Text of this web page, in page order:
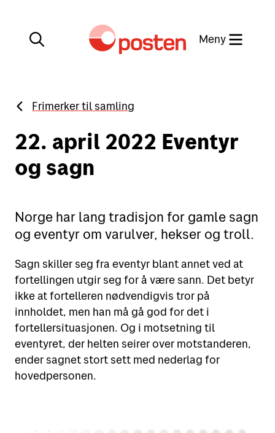
Lukk
Meny
Min side
Kundeservice
Min side
English
Sende
Sende i Norge
Sende til utlandet
Fortolling
Retur
Motta
Motta pakker og brev
Spore sendinger
Verktøy
Finn Posten på kartet
Frimerker til samling
22. april 2022 Eventyr
og sagn
Norge har lang tradisjon for gamle sagn
og eventyr om varulver, hekser og troll.
Sagn skiller seg fra eventyr blant annet ved at
fortellingen utgir seg for å være sann. Det betyr
ikke at fortelleren nødvendigvis tror på
innholdet, men han må gå god for det i
fortellersituasjonen. Og i motsetning til
eventyret, der helten seirer over motstanderen,
ender sagnet stort sett med nederlag for
hovedpersonen.